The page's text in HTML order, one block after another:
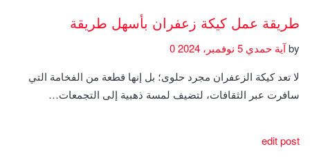
طريقة عمل كيكة زعفران بأسهل طريقة
byآية حمدي
لا تعد كيكة الزعفران مجرد حلوى؛ بل إنها قطعة من الفخامة التي
سافرت عبر الثقافات، لتضيف لمسة ذهبية إلى التجمعات…
edit post